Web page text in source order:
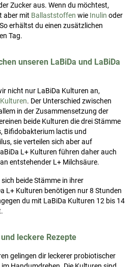
Zucker aus. Wenn du möchtest,
aber mit Ballaststoffen wie Inulin oder
erhältst du einen zusätzlichen
Tag.
unseren LaBiDa und LaBiDa
nicht nur LaBiDa Kulturen an,
. Der Unterschied zwischen
in der Zusammensetzung der
beide Kulturen die drei Stämme
Bifidobakterium lactis und
sie verteilen sich aber auf
L+ Kulturen führen daher auch
entstehender L+ Milchsäure.
beide Stämme in ihrer
L+ Kulturen benötigen nur 8 Stunden
du mit LaBiDa Kulturen 12 bis 14
leckere Rezepte
gelingen dir leckerer probiotischer